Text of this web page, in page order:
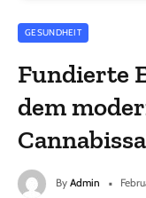
GESUNDHEIT
Fundierte
dem
By Admin